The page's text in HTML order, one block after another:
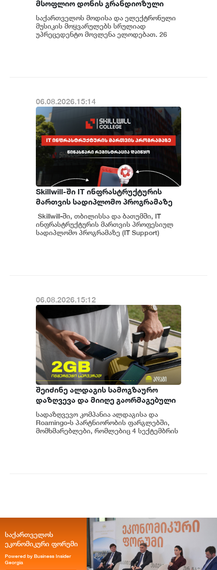
მსოფლიო დონის გრანდიოზული
შოუს გენერალური სპონსორია
„იელთი ჯგუფი“
საქართველოს მოდისა და ელექტრონული
მუსიკის მოყვარულებს სრულიად
უპრეცედენტო მოვლენა ელოდებათ. 26
06.08.2026.15:14
Skillwill-ში IT ინფრასტრუქტურის
მართვის სადიპლომო პროგრამაზე
წინასწარი რეგისტრაცია დაიწყო
Skillwill-ში, თბილისსა და ბათუმში, IT
ინფრასტრუქტურის მართვის პროფესიულ
სადიპლომო პროგრამაზე (IT Support)
06.08.2026.15:12
შეიძინე ალდაგის სამოგზაურო
დაზღვევა და მიიღე გაორმაგებული
ინტერნეტი
სადაზღვევო კომპანია ალდაგისა და
Roamingo-ს პარტნიორობის ფარგლებში,
მომხმარებლები, რომლებიც 4 სექტემბრის
საქართველოს
ეკონომიკური ფორუმი
Powered by Business Insider
Georgia